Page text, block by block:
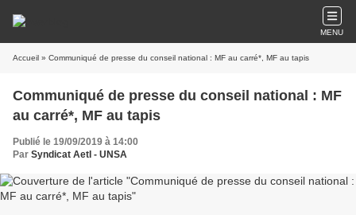
MENU
Accueil » Communiqué de presse du conseil national : MF au carré*, MF au tapis
Communiqué de presse du conseil national : MF
au carré*, MF au tapis
Publié le 19/09/2019 à 14:00
Par Syndicat AetI - UNSA